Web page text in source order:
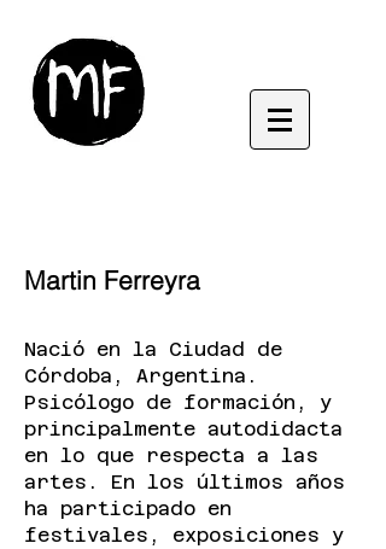
Martin Ferreyra
Nació en la Ciudad de
Córdoba, Argentina.
Psicólogo de formación, y
principalmente autodidacta
en lo que respecta a las
artes. En los últimos años
ha participado en
festivales, exposiciones y